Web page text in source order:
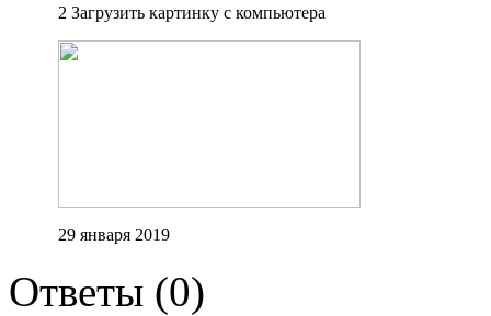
2 Загрузить картинку с компьютера
29 января 2019
Ответы (0)